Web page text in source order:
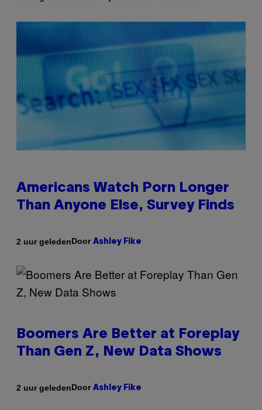
Americans Watch Porn Longer
Than Anyone Else, Survey Finds
2 uur geledenDoor Ashley Fike
Boomers Are Better at Foreplay
Than Gen Z, New Data Shows
2 uur geledenDoor Ashley Fike